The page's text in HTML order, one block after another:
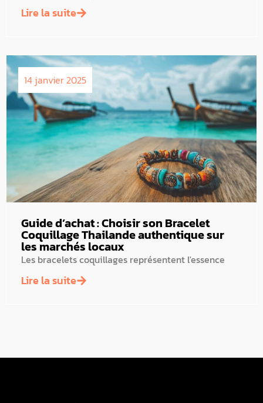
Lire la suite
14 janvier 2025
Guide d’achat : Choisir son Bracelet
Coquillage Thailande authentique sur
les marchés locaux
Les bracelets coquillages représentent l'essence
Lire la suite